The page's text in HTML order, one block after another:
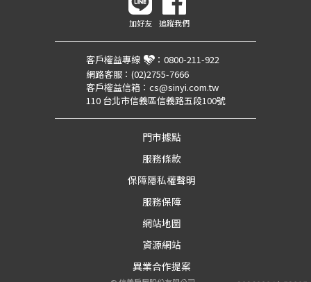
加好友 追蹤我們
客戶權益專線 ： 0800-211-922
網路客服： (02)2755-7666
客戶權益信箱： cs@sinyi.com.tw
110 台北市信義區信義路五段100號
門市據點
服務條款
保障隱私權聲明
服務保障
網站地圖
資源網站
異業合作提案